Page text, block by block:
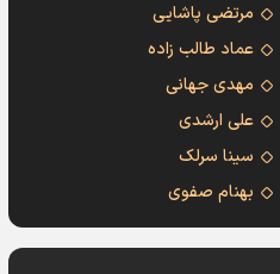
مرتضی پاشایی
عماد طالب زاده
مهدی جهانی
علی ارشدی
سینا سرلک
بهنام صفوی